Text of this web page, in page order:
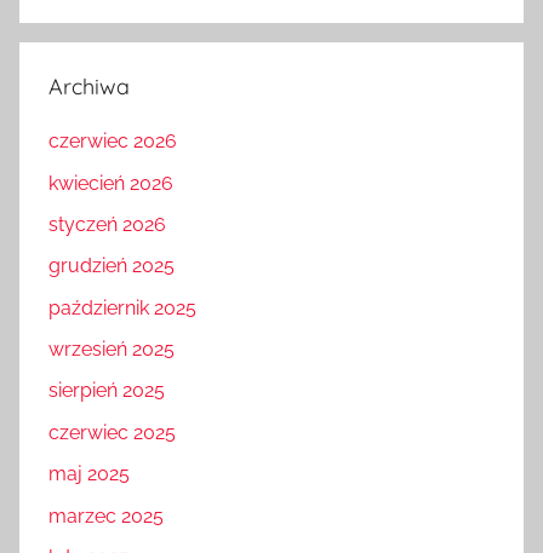
Archiwa
czerwiec 2026
kwiecień 2026
styczeń 2026
grudzień 2025
październik 2025
wrzesień 2025
sierpień 2025
czerwiec 2025
maj 2025
marzec 2025